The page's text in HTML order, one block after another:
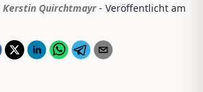
Kerstin Quirchtmayr - Veröffentlicht am